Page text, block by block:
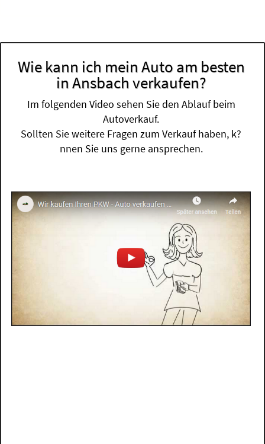
Wie kann ich mein Auto am besten
in Ansbach verkaufen?
Im folgenden Video sehen Sie den Ablauf beim
Autoverkauf.
Sollten Sie weitere Fragen zum Verkauf haben, k?
nnen Sie uns gerne ansprechen.